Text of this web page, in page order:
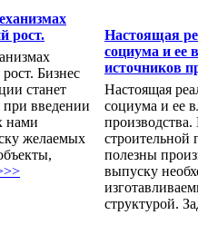
рост.
Бизнес
станет
при введении
нами
желаемых
Настоящая
социума и ее
источников
Настоящая
социума и ее
строительной
полезны
выпуску
структурой.